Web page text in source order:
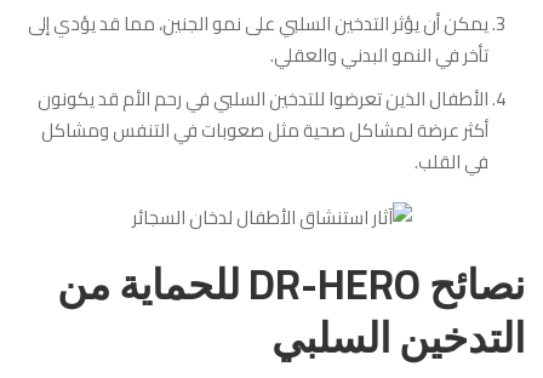
يمكن أن يؤثر التدخين السلبي على نمو الجنين، مما قد يؤدي إلى
تأخر في النمو البدني والعقلي.
الأطفال الذين تعرضوا للتدخين السلبي في رحم الأم قد يكونون
أكثر عرضة لمشاكل صحية مثل صعوبات في التنفس ومشاكل
في القلب.
نصائح DR-HERO للحماية من
التدخين السلبي